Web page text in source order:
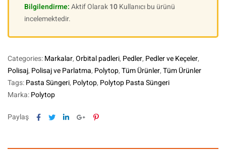
Bilgilendirme:Aktif Olarak10Kullanıcı bu ürünü
incelemektedir.
Categories:Markalar,Orbital padleri, Pedler, Pedler ve Keçeler,
Polisaj, Polisaj ve Parlatma, Polytop,Tüm Ürünler,Tüm Ürünler
Tags:Pasta Süngeri, Polytop, Polytop Pasta Süngeri
Marka:Polytop
Paylaş Facebook
TwitterLinkedinGoogle+Pinterest